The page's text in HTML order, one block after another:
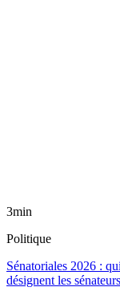
3min
Politique
Sénatoriales 2026 :
désignent les sénateurs